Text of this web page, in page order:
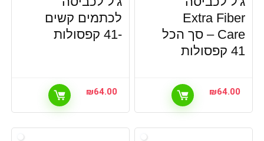
Extra Fiber
Care – סך הכל
41 קפסולות
₪64.00
לכתמים קשים
-41 קפסולות
₪64.00